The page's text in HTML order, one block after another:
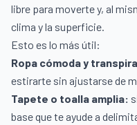
libre para moverte y, al
clima y la superficie.
Esto es lo más útil:
Ropa cómoda y
estirarte sin ajustarse de
Tapete o toalla amplia:
base que te ayude a